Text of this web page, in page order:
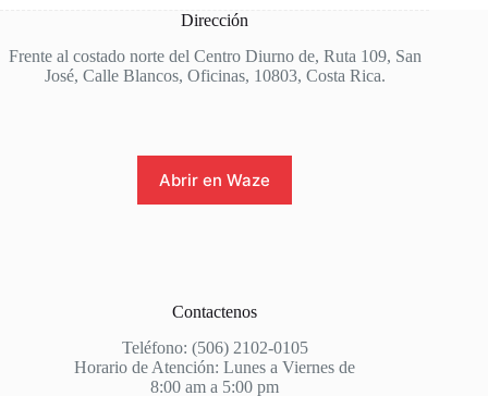
Dirección
Frente al costado norte del Centro Diurno de, Ruta 109, San
José, Calle Blancos, Oficinas, 10803, Costa Rica.
Abrir en Waze
Contactenos
Teléfono: (506) 2102-0105
Horario de Atención: Lunes a Viernes de
8:00 am a 5:00 pm